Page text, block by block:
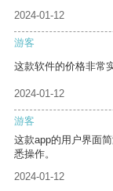
2024-01-12
游客
这款软件的价格非常
2024-01-12
游客
这款app的用户界面
悉操作。
2024-01-12